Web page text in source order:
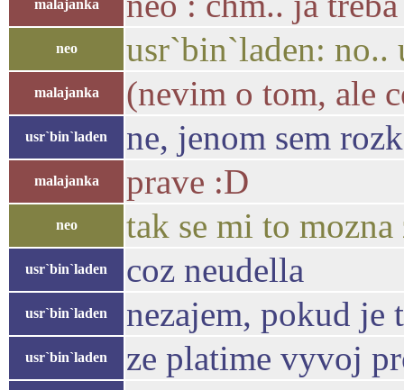
malajanka
neo usr`bin`laden: no..
malajanka (nevim o tom, ale
usr`bin`laden ne, jenom sem
malajanka prave :D
neo tak se mi to mozna
usr`bin`laden coz neudella
usr`bin`laden nezajem, pokud je
usr`bin`laden ze platime vyvoj